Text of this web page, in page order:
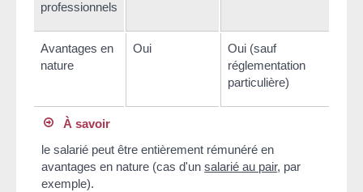
professionnels
Avantages en
nature
Oui
Oui (sauf
réglementation
particulière)
À savoir
le salarié peut être entièrement rémunéré en
avantages en nature (cas d'unsalarié au pair, par
exemple).